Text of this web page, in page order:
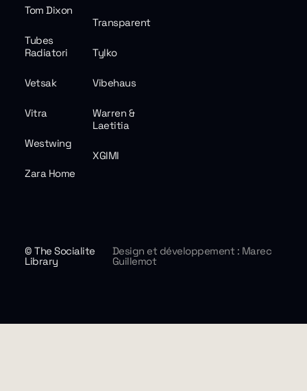
Tom Dixon
Transparent
Tubes
Radiatori
Tylko
Vetsak Vibehaus
Vitra
Warren &
Laetitia
Westwing
XGIMI
Zara Home
© The Socialite
Library
Design et développement : Marec
Guillemot